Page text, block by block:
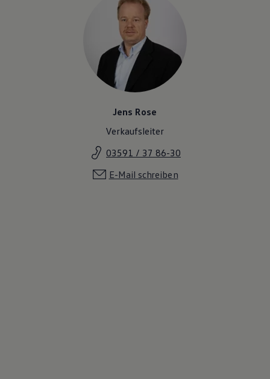
Jens Rose
Verkaufsleiter
03591 / 37 86-30
E-Mail schreiben